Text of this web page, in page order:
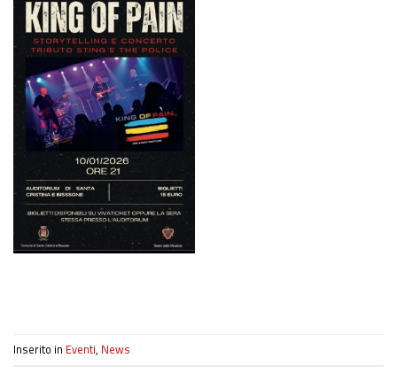
Inserito in Eventi, News